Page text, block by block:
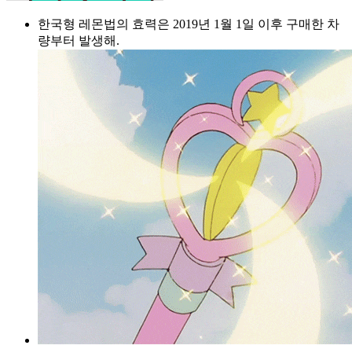
한국형 레몬법의 효력은 2019년 1월 1일 이후 구매한 차
량부터 발생해.